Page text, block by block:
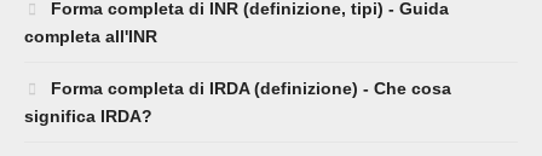
Forma completa di INR (definizione, tipi) - Guida
completa all'INR
Forma completa di IRDA (definizione) - Che cosa
significa IRDA?